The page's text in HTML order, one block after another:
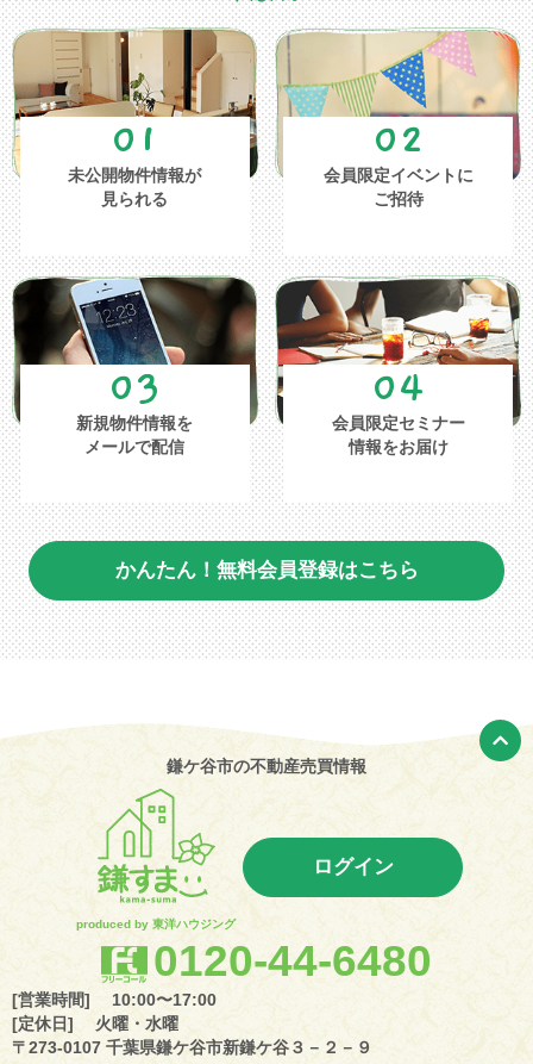
01
未公開物件情報が
見られる
02
会員限定イベントに
ご招待
03
新規物件情報を
メールで配信
04
会員限定セミナー
情報をお届け
かんたん！無料会員登録はこちら
鎌ケ谷市の不動産売買情報
produced by 東洋ハウジング
ログイン
0120-44-6480
[営業時間] 10:00〜17:00
[定休日] 火曜・水曜
〒273-0107 千葉県鎌ケ谷市新鎌ケ谷３－２－９